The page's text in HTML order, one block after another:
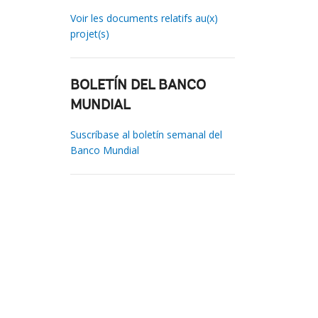
Voir les documents relatifs au(x)
projet(s)
BOLETÍN DEL BANCO
MUNDIAL
Suscríbase al boletín semanal del
Banco Mundial